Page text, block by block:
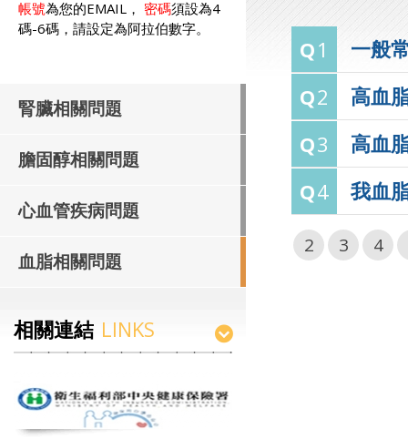
帳號為您的EMAIL， 密碼須設為4
碼-6碼，請設定為阿拉伯數字。
腎臟相關問題
膽固醇相關問題
心血管疾病問題
血脂相關問題
相關連結 LINKS
Q1
一般
Q2
高血
Q3
高血
Q4 我血
2 3 4